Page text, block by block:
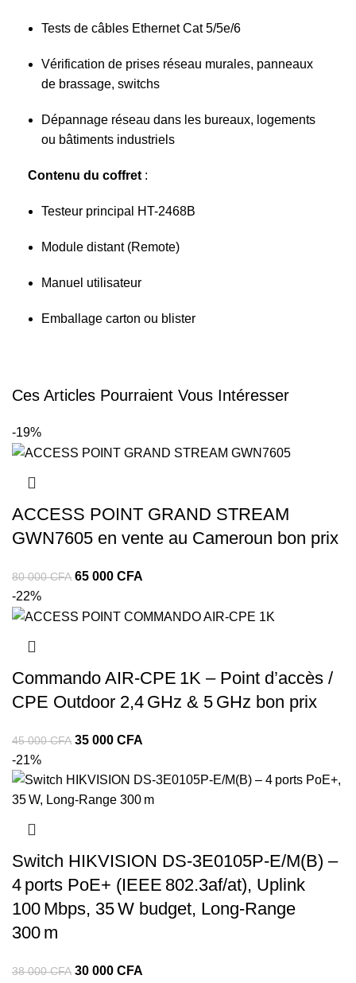
Tests de câbles Ethernet Cat 5/5e/6
Vérification de prises réseau murales, panneaux
de brassage, switchs
Dépannage réseau dans les bureaux, logements
ou bâtiments industriels
Contenu du coffret :
Testeur principal HT-2468B
Module distant (Remote)
Manuel utilisateur
Emballage carton ou blister
Ces Articles Pourraient Vous Intéresser
-19%
ACCESS POINT GRAND STREAM
GWN7605 en vente au Cameroun bon prix
80 000CFA 65 000 CFA
-22%
Commando AIR‑CPE 1K – Point d’accès /
CPE Outdoor 2,4 GHz & 5 GHz bon prix
45 000CFA 35 000 CFA
-21%
Switch HIKVISION DS‑3E0105P‑E/M(B) –
4 ports PoE+ (IEEE 802.3af/at), Uplink
100 Mbps, 35 W budget, Long‑Range
300 m
38 000CFA 30 000 CFA